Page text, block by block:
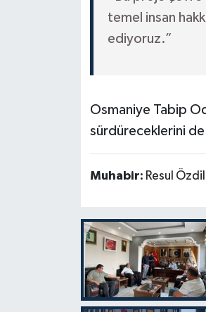
temel insan
ediyoruz.”
Osmaniye Tabip
sürdüreceklerini de
Muhabir: Resul Özdil